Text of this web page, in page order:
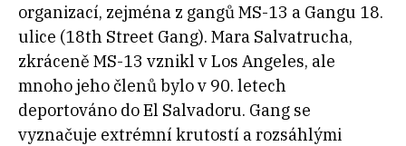
organizací, zejména z gangů MS-13 a Gangu 18.
ulice (18th Street Gang). Mara Salvatrucha,
zkráceně MS-13 vznikl v Los Angeles, ale
mnoho jeho členů bylo v 90. letech
deportováno do El Salvadoru. Gang se
vyznačuje extrémní krutostí a rozsáhlými